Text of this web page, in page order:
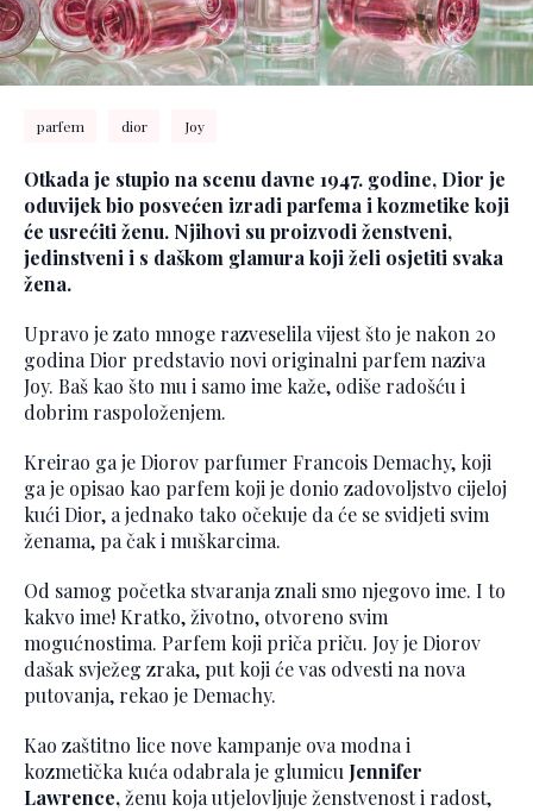
parfem dior Joy
Otkada je stupio na scenu davne 1947. godine, Dior je
oduvijek bio posvećen izradi parfema i kozmetike koji
će usrećiti ženu. Njihovi su proizvodi ženstveni,
jedinstveni i s daškom glamura koji želi osjetiti svaka
žena.
Upravo je zato mnoge razveselila vijest što je nakon 20
godina Dior predstavio novi originalni parfem naziva
Joy. Baš kao što mu i samo ime kaže, odiše radošću i
dobrim raspoloženjem.
Kreirao ga je Diorov parfumer Francois Demachy, koji
ga je opisao kao parfem koji je donio zadovoljstvo cijeloj
kući Dior, a jednako tako očekuje da će se svidjeti svim
ženama, pa čak i muškarcima.
Od samog početka stvaranja znali smo njegovo ime. I to
kakvo ime! Kratko, životno, otvoreno svim
mogućnostima. Parfem koji priča priču. Joy je Diorov
dašak svježeg zraka, put koji će vas odvesti na nova
putovanja, rekao je Demachy.
Kao zaštitno lice nove kampanje ova modna i
kozmetička kuća odabrala je glumicu Jennifer
Lawrence,ženu koja utjelovljuje ženstvenost i radost,